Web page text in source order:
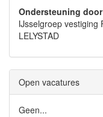
Ondersteuning
IJsselgroep vestiging
LELYSTAD
Open vacatures
Geen...